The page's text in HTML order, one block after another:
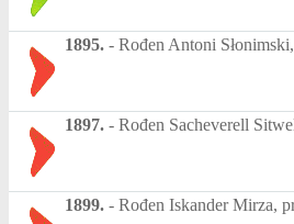
1895. - Rođen Antoni
1897. - Rođen Sacheverell
1899. - Rođen Iskander Mirza,